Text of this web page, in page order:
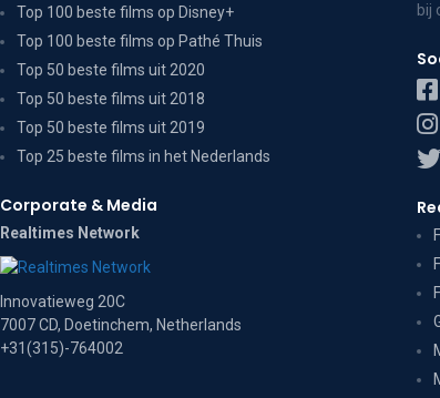
Top 100 beste films op Disney+
Top 100 beste films op Pathé Thuis
Top 50 beste films uit 2020
Top 50 beste films uit 2018
Top 50 beste films uit 2019
Top 25 beste films in het Nederlands
Corporate & Media
Realtimes Network
Innovatieweg 20C
7007 CD, Doetinchem, Netherlands
+31(315)-764002
bij